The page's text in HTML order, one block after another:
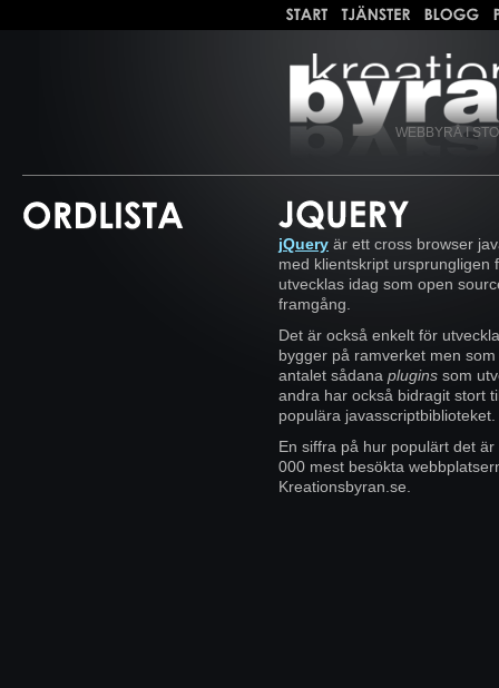
WEBBYRÅ I
jQuery är ett cross browser
med klientskript ursprungligen
utvecklas idag som open
framgång.
Det är också enkelt för
bygger på ramverket men
antalet sådana plugins som
andra har också bidragit stort
populära javasscriptbiblioteket.
En siffra på hur populärt det
000 mest besökta
Kreationsbyran.se.